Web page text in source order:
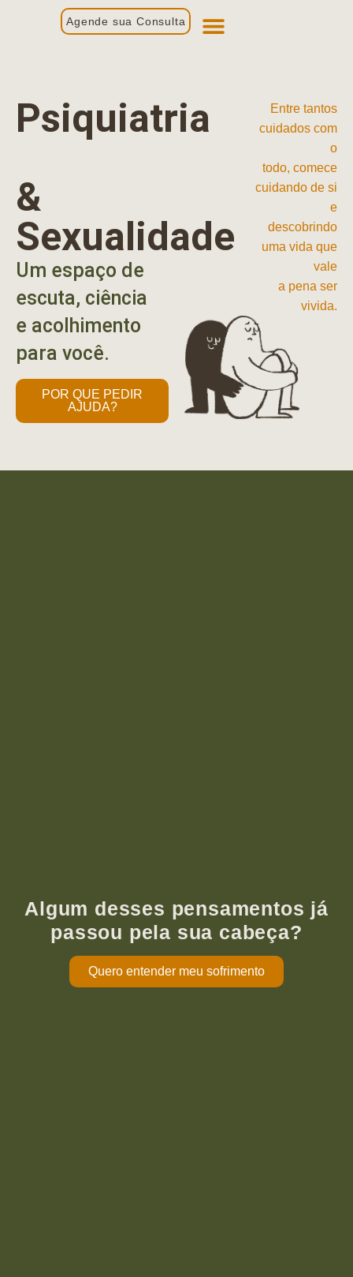
Agende sua Consulta
Psiquiatria
&
Sexualidade
Um espaço de
escuta, ciência
e acolhimento
para você.
POR QUE PEDIR
AJUDA?
Entre tantos
cuidados com
o
todo, comece
cuidando de si
e
descobrindo
uma vida que
vale
a pena ser
vivida.
Algum desses pensamentos já
passou pela sua cabeça?
Quero entender meu sofrimento